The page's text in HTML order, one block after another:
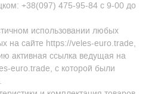
+38(097) 475-95-84 с 9-00 до
использовании любых
на сайте https://veles-euro.trade,
активная ссылка ведущая на
euro.trade, с которой были